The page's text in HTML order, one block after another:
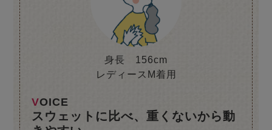
身長 156cm
レディースM着用
VOICE
スウェットに比べ、重くないから動